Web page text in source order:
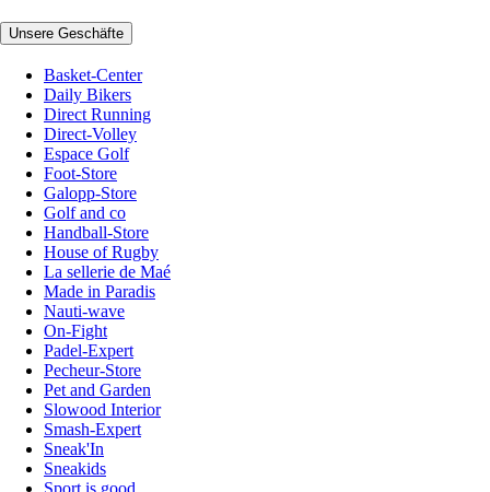
Unsere Geschäfte
Basket-Center
Daily Bikers
Direct Running
Direct-Volley
Espace Golf
Foot-Store
Galopp-Store
Golf and co
Handball-Store
House of Rugby
La sellerie de Maé
Made in Paradis
Nauti-wave
On-Fight
Padel-Expert
Pecheur-Store
Pet and Garden
Slowood Interior
Smash-Expert
Sneak'In
Sneakids